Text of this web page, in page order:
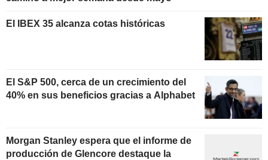
El IBEX 35 alcanza cotas históricas
El S&P 500, cerca de un crecimiento del
40% en sus beneficios gracias a Alphabet
Morgan Stanley espera que el informe de
producción de Glencore destaque la